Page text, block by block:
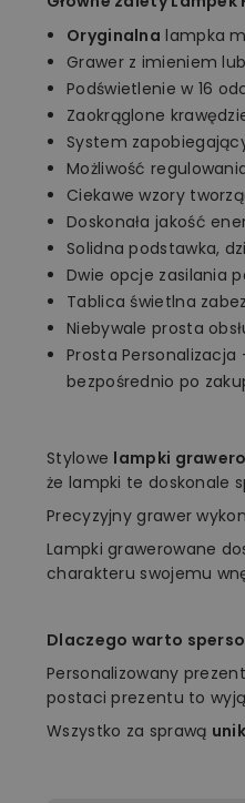
Oryginalna lampka
Grawer z imieniem
Podświetlenie w 16
Zaokrąglone
System
Możliwość
Ciekawe wzory
Doskonała jakość
Solidna podstawka,
Dwie opcje zasilania
Tablica świetlna
Niebywale prosta
Prosta
bezpośrednio po
Stylowe lampki
że lampki te doskonale
Precyzyjny grawer
Lampki grawerowane
charakteru swojemu
Dlaczego warto
Personalizowany
postaci prezentu to
Wszystko za sprawą